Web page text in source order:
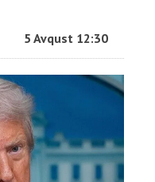
5 Avqust 12:30